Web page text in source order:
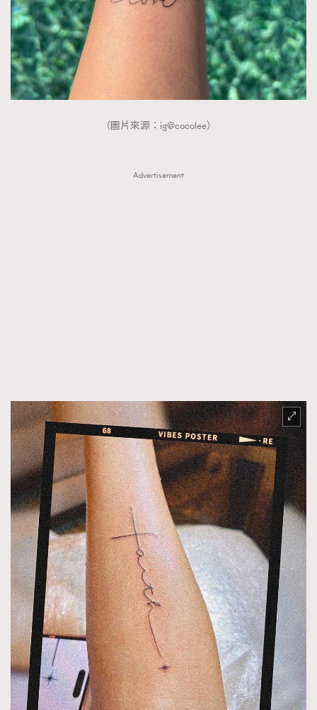
（圖片來源：ig@cocolee）
Advertisement